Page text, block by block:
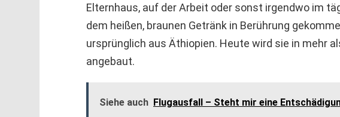
Elternhaus, auf der Arbeit oder sonst irgendwo im
dem heißen, braunen Getränk in Berührung
ursprünglich aus Äthiopien. Heute wird sie in mehr
angebaut.
Siehe auch Flugausfall – Steht mir eine